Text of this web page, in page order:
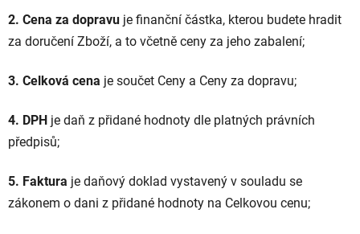
2. Cena za dopravu je finanční částka, kterou budete hradit
za doručení Zboží, a to včetně ceny za jeho zabalení;
3. Celková cena je součet Ceny a Ceny za dopravu;
4. DPH je daň z přidané hodnoty dle platných právních
předpisů;
5. Faktura je daňový doklad vystavený v souladu se
zákonem o dani z přidané hodnoty na Celkovou cenu;